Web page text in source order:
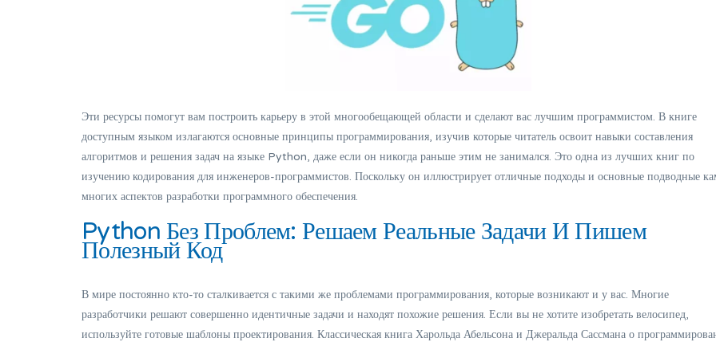
Эти ресурсы помогут вам построить карьеру в этой многообещающей области и сделают вас лучшим программистом. В книге
доступным языком излагаются основные принципы программирования, изучив которые читатель освоит навыки составления
алгоритмов и решения задач на языке Python, даже если он никогда раньше этим не занимался. Это одна из лучших книг по
изучению кодирования для инженеров-программистов. Поскольку он иллюстрирует отличные подходы и основные подводные
многих аспектов разработки программного обеспечения.
Python Без Проблем: Решаем Реальные Задачи И Пишем
Полезный Код
В мире постоянно кто-то сталкивается с такими же проблемами программирования, которые возникают и у вас. Многие
разработчики решают совершенно идентичные задачи и находят похожие решения. Если вы не хотите изобретать велосипед,
используйте готовые шаблоны проектирования. Классическая книга Харольда Абельсона и Джеральда Сассмана о